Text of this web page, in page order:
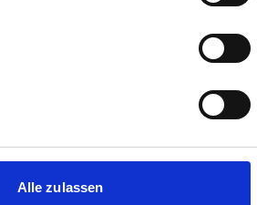
Alle zulassen